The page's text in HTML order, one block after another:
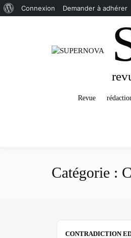
Revue
Catégorie :
CONTRADICTION
Connexion Demander à adhérer